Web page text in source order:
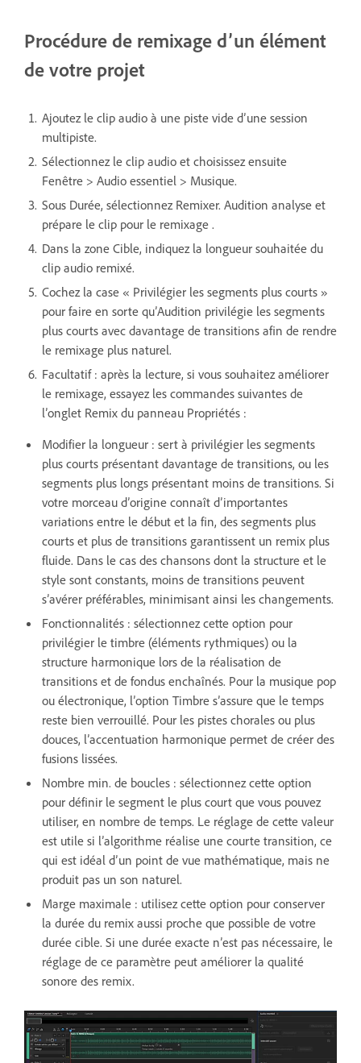
Procédure de remixage d’un élément
de votre projet
Ajoutez le clip audio à une piste vide d’une session
multipiste.
Sélectionnez le clip audio et choisissez ensuite
Fenêtre > Audio essentiel > Musique.
Sous Durée, sélectionnez Remixer. Audition analyse et
prépare le clip pour le remixage .
Dans la zone Cible, indiquez la longueur souhaitée du
clip audio remixé.
Cochez la case « Privilégier les segments plus courts »
pour faire en sorte qu’Audition privilégie les segments
plus courts avec davantage de transitions afin de rendre
le remixage plus naturel.
Facultatif : après la lecture, si vous souhaitez améliorer
le remixage, essayez les commandes suivantes de
l’onglet Remix du panneau Propriétés :
Modifier la longueur : sert à privilégier les segments
plus courts présentant davantage de transitions, ou les
segments plus longs présentant moins de transitions. Si
votre morceau d’origine connaît d’importantes
variations entre le début et la fin, des segments plus
courts et plus de transitions garantissent un remix plus
fluide. Dans le cas des chansons dont la structure et le
style sont constants, moins de transitions peuvent
s’avérer préférables, minimisant ainsi les changements.
Fonctionnalités : sélectionnez cette option pour
privilégier le timbre (éléments rythmiques) ou la
structure harmonique lors de la réalisation de
transitions et de fondus enchaînés. Pour la musique pop
ou électronique, l’option Timbre s’assure que le temps
reste bien verrouillé. Pour les pistes chorales ou plus
douces, l’accentuation harmonique permet de créer des
fusions lissées.
Nombre min. de boucles : sélectionnez cette option
pour définir le segment le plus court que vous pouvez
utiliser, en nombre de temps. Le réglage de cette valeur
est utile si l’algorithme réalise une courte transition, ce
qui est idéal d’un point de vue mathématique, mais ne
produit pas un son naturel.
Marge maximale : utilisez cette option pour conserver
la durée du remix aussi proche que possible de votre
durée cible. Si une durée exacte n’est pas nécessaire, le
réglage de ce paramètre peut améliorer la qualité
sonore des remix.